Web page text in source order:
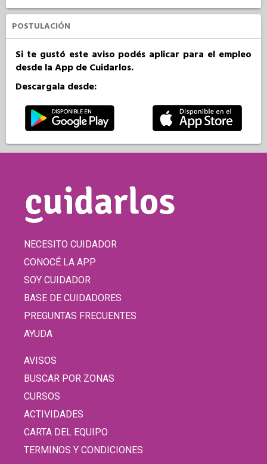
POSTULACIÓN
Si te gustó este aviso podés aplicar para el empleo
desde la App de Cuidarlos.
Descargala desde:
NECESITO CUIDADOR
CONOCÉ LA APP
SOY CUIDADOR
BASE DE CUIDADORES
PREGUNTAS FRECUENTES
AYUDA
AVISOS
BUSCAR POR ZONAS
CURSOS
ACTIVIDADES
CARTA DEL EQUIPO
TERMINOS Y CONDICIONES